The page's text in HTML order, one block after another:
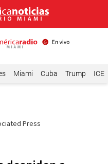
Miami Cuba Trump ICE
Press